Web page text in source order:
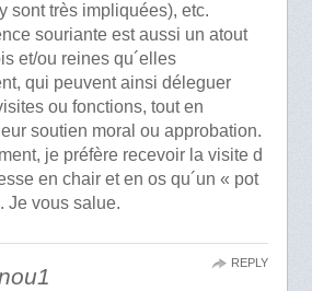
sont très impliquées), etc.
souriante est aussi un atout
et/ou reines qu´elles
qui peuvent ainsi déleguer
ou fonctions, tout en
soutien moral ou approbation.
je préfère recevoir la visite d
en chair et en os qu´un « pot
Je vous salue.
REPLY